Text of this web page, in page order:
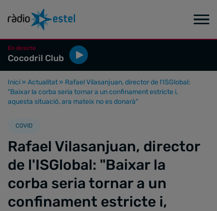
En directe
Cocodril Club
Inici » Actualitat » Rafael Vilasanjuan, director de l'ISGlobal:
"Baixar la corba seria tornar a un confinament estricte i,
aquesta situació, ara mateix no es donarà"
COVID
Rafael Vilasanjuan, director
de l'ISGlobal: "Baixar la
corba seria tornar a un
confinament estricte i,